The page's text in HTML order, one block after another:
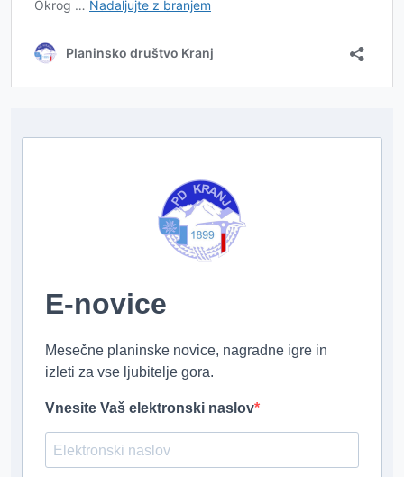
E-novice
Mesečne planinske novice, nagradne igre in
izleti za vse ljubitelje gora.
Vnesite Vaš elektronski naslov